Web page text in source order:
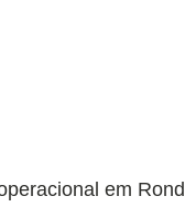
em